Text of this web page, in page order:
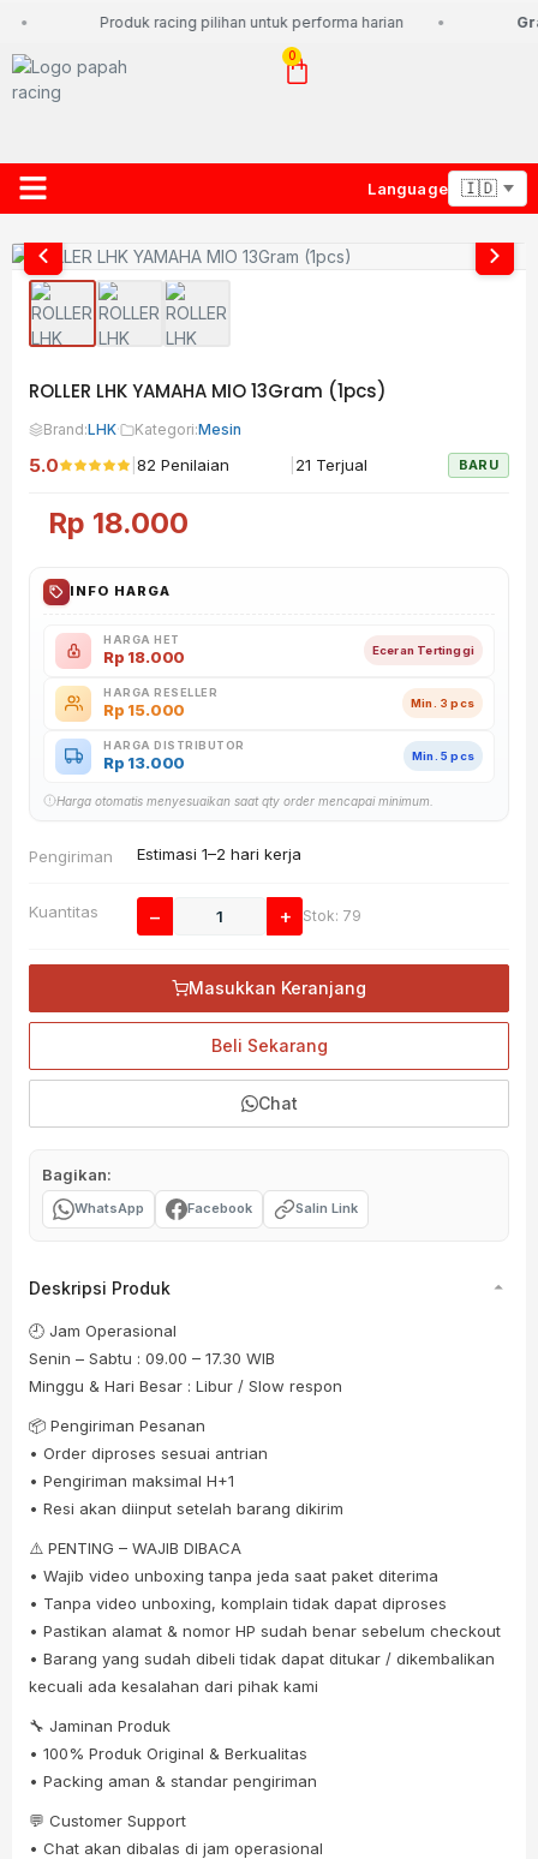
Produk racing pilihan untuk performa harian
0
Language
ROLLER LHK YAMAHA MIO 13Gram (1pcs)
Brand:LHK· Kategori:Mesin
5.0 82 Penilaian 21 Terjual BARU
Rp 18.000
INFO HARGA
HARGA HET
Rp 18.000 Eceran Tertinggi
HARGA RESELLER
Rp 15.000 Min. 3 pcs
HARGA DISTRIBUTOR
Rp 13.000 Min. 5 pcs
Harga otomatis menyesuaikan saat qty order mencapai minimum.
Pengiriman Estimasi 1–2 hari kerja
Kuantitas − + Stok: 79
Masukkan Keranjang
Beli Sekarang
Chat
Bagikan:
WhatsApp Facebook Salin Link
Deskripsi Produk
🕘 Jam Operasional
Senin – Sabtu : 09.00 – 17.30 WIB
Minggu & Hari Besar : Libur / Slow respon
📦 Pengiriman Pesanan
• Order diproses sesuai antrian
• Pengiriman maksimal H+1
• Resi akan diinput setelah barang dikirim
⚠️ PENTING – WAJIB DIBACA
• Wajib video unboxing tanpa jeda saat paket diterima
• Tanpa video unboxing, komplain tidak dapat diproses
• Pastikan alamat & nomor HP sudah benar sebelum checkout
• Barang yang sudah dibeli tidak dapat ditukar / dikembalikan
kecuali ada kesalahan dari pihak kami
🔧 Jaminan Produk
• 100% Produk Original & Berkualitas
• Packing aman & standar pengiriman
💬 Customer Support
• Chat akan dibalas di jam operasional